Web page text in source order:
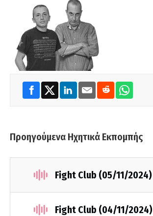
Προηγούμενα Ηχητικά Εκπομπής
Fight Club (05/11/2024)
Fight Club (04/11/2024)